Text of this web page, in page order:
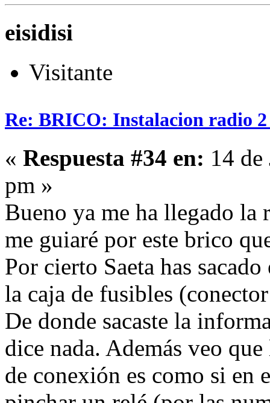
eisidisi
Visitante
Re: BRICO: Instalacion radio
« Respuesta #34 en: 14
pm »
Bueno ya me ha llegado la
me guiaré por este brico
Por cierto Saeta has
la caja de fusibles
De donde sacaste la
dice nada. Además veo
de conexión es como si en